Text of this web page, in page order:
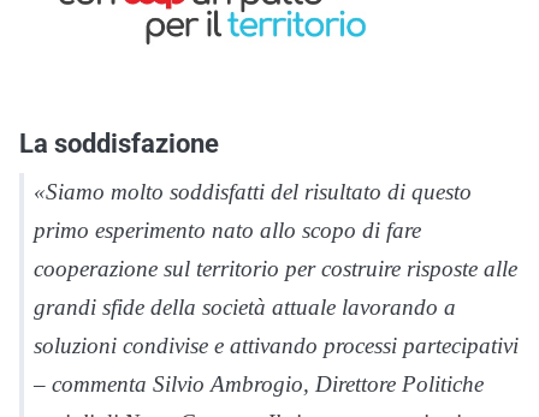
La soddisfazione
«Siamo molto soddisfatti del risultato di questo
primo esperimento nato allo scopo di fare
cooperazione sul territorio per costruire risposte alle
grandi sfide della società attuale lavorando a
soluzioni condivise e attivando processi partecipativi
– commenta Silvio Ambrogio, Direttore Politiche